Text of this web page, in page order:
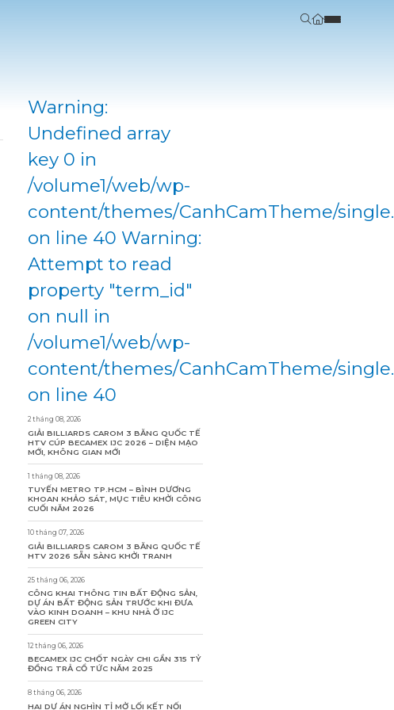
Warning:
Undefined array
key 0 in
/volume1/web/wp-
content/themes/CanhCamTheme/
on line 40 Warning:
Attempt to read
property "term_id"
on null in
/volume1/web/wp-
content/themes/CanhCamTheme/
on line 40
2 tháng 08, 2026
GIẢI BILLIARDS CAROM 3 BĂNG QUỐC TẾ
HTV CÚP BECAMEX IJC 2026 – DIỆN MẠO
MỚI, KHÔNG GIAN MỚI
1 tháng 08, 2026
TUYẾN METRO TP.HCM – BÌNH DƯƠNG
KHOAN KHẢO SÁT, MỤC TIÊU KHỞI CÔNG
CUỐI NĂM 2026
10 tháng 07, 2026
GIẢI BILLIARDS CAROM 3 BĂNG QUỐC TẾ
HTV 2026 SẴN SÀNG KHỞI TRANH
25 tháng 06, 2026
CÔNG KHAI THÔNG TIN BẤT ĐỘNG SẢN,
DỰ ÁN BẤT ĐỘNG SẢN TRƯỚC KHI ĐƯA
VÀO KINH DOANH – KHU NHÀ Ở IJC
GREEN CITY
12 tháng 06, 2026
BECAMEX IJC CHỐT NGÀY CHI GẦN 315 TỶ
ĐỒNG TRẢ CỔ TỨC NĂM 2025
8 tháng 06, 2026
HAI DỰ ÁN NGHÌN TỈ MỞ LỐI KẾT NỐI